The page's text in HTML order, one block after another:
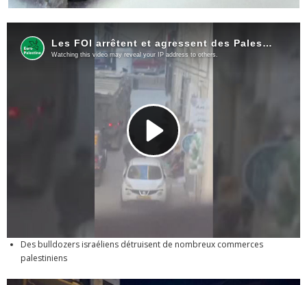
Des bulldozers israéliens détruisent de nombreux commerces
palestiniens